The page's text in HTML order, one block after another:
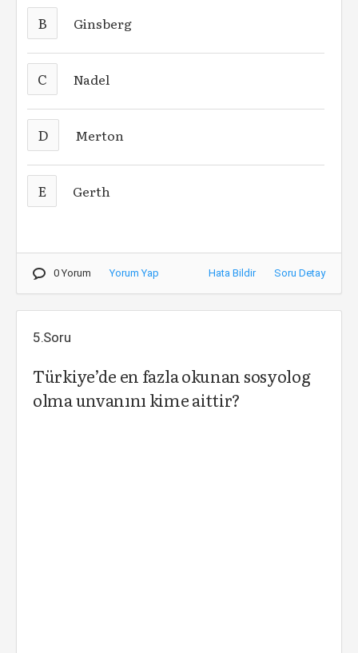
B Ginsberg
C Nadel
D Merton
E Gerth
0 Yorum Yorum Yap Hata Bildir Soru Detay
5.Soru
Türkiye’de en fazla okunan sosyolog
olma unvanını kime aittir?